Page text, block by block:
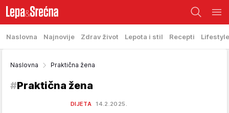
Naslovna Najnovije Zdrav život Lepota i stil Recepti Lifestyle
Naslovna Praktična žena
#Praktična žena
DIJETA 14.2.2025.